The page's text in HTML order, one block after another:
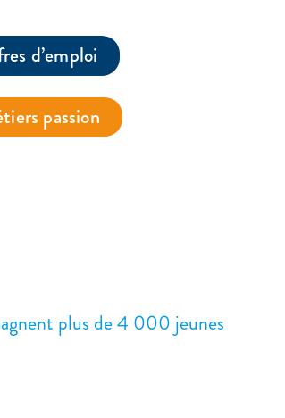
d’emploi
passion
plus de 4 000 jeunes